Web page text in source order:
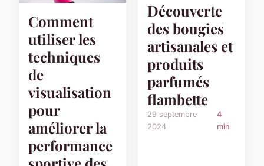
Comment
utiliser les
techniques
de
visualisation
pour
améliorer la
performance
Découverte
des bougies
artisanales et
produits
parfumés
flambette
29 septembre
2024
4
min